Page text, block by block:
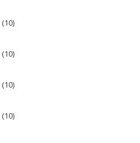
(10)
(10)
(10)
(10)